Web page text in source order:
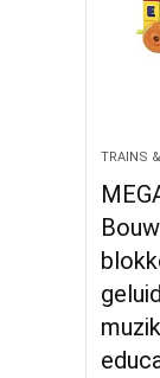
TRAINS